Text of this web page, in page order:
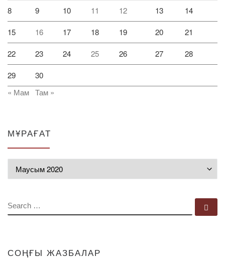
8 9 10 11 12 13 14
15 16 17 18 19 20 21
22 23 24 25 26 27 28
29
30
« Мам Там »
МҰРАҒАТ
SEARCH
СОҢҒЫ ЖАЗБАЛАР